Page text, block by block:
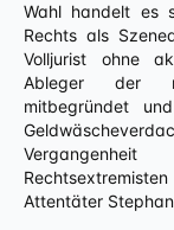
Wahl handelt es
Rechts als
Volljurist ohne
Ableger der
mitbegründet
Attentäter Stephan